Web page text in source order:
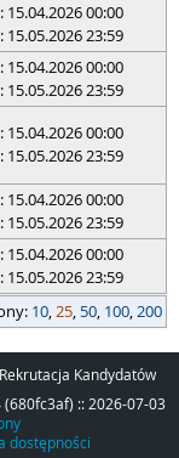
15.04.2026 00:00
15.05.2026 23:59
15.04.2026 00:00
15.05.2026 23:59
15.04.2026 00:00
15.05.2026 23:59
15.04.2026 00:00
15.05.2026 23:59
15.04.2026 00:00
15.05.2026 23:59
10,25, 50, 100,200
Kandydatów
(680fc3af) :: 2026-07-03
dostępności